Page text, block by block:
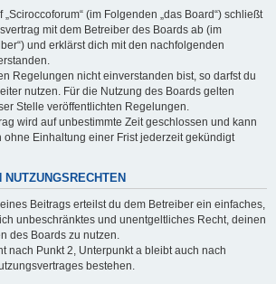
„Sciroccoforum“ (im Folgenden „das Board“) schließt
mit dem Betreiber des Boards ab (im
und erklärst dich mit den nachfolgenden
Regelungen nicht einverstanden bist, so darfst du
nutzen. Für die Nutzung des Boards gelten
Stelle veröffentlichten Regelungen.
wird auf unbestimmte Zeit geschlossen und kann
ohne Einhaltung einer Frist jederzeit gekündigt
Beitrags erteilst du dem Betreiber ein einfaches,
unbeschränktes und unentgeltliches Recht, deinen
des Boards zu nutzen.
nach Punkt 2, Unterpunkt a bleibt auch nach
bestehen.